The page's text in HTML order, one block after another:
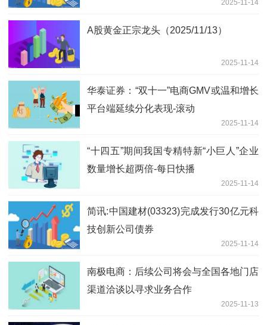
2025-11-14
A股黄金正宗龙头（2025/11/13）
2025-11-14
华泰证券：“双十一”电商GMV或温和增长
平台端延续分化表现-滚动
2025-11-14
“十四五”期间我国专精特新“小巨人”企业
数量增长超两倍-每日快播
2025-11-14
简讯:中国建材(03323)完成发行30亿元科
技创新公司债券
2025-11-14
南极电商：后续公司将会与全国各地门店
渠道洽谈以寻求业务合作
2025-11-13